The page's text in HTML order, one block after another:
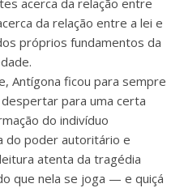
da relação entre a lei e
próprios fundamentos da
Antígona ficou para sempre
para uma certa
do indivíduo
do poder autoritário e
atenta da tragédia
que nela se joga — e quiçá